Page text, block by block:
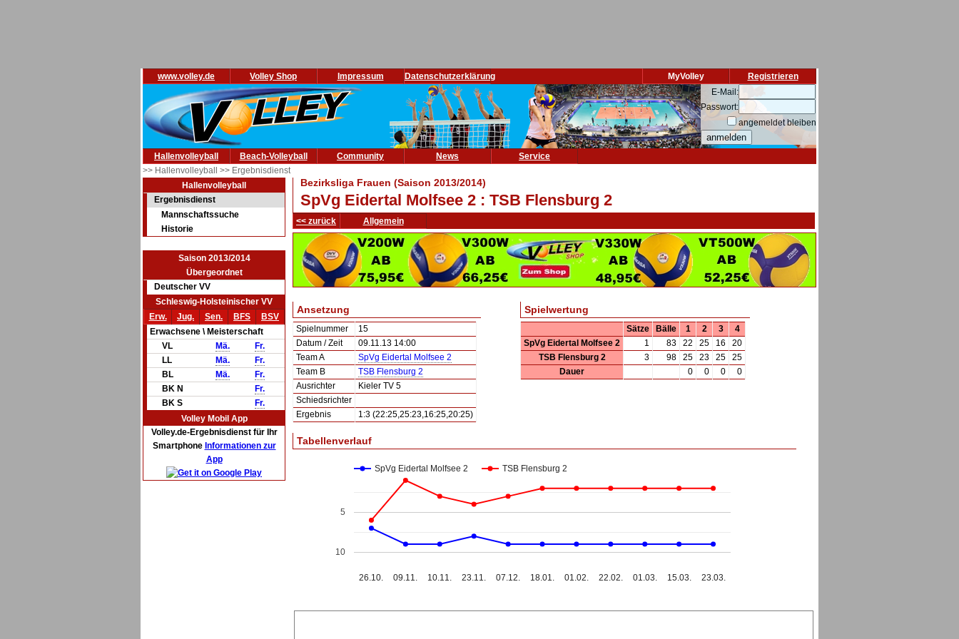
www.volley.de Volley Shop Impressum Datenschutzerklärung Registrieren
MyVolley
E-Mail:
Passwort:
angemeldet bleiben
Hallenvolleyball Beach-Volleyball Community News
Service
>> Hallenvolleyball >> Ergebnisdienst
Hallenvolleyball
Ergebnisdienst
Mannschaftssuche
Historie
Saison 2013/2014
Übergeordnet
Deutscher VV
Schleswig-Holsteinischer VV
Erw.
Jug. Sen. BFS
BSV
Erwachsene \ Meisterschaft
VL
Mä.
Fr.
LL
Mä.
Fr.
BL
Mä.
Fr.
BK N
Fr.
BK S
Fr.
Volley Mobil App
Volley.de-Ergebnisdienst für Ihr
Smartphone Informationen zur
App
Bezirksliga Frauen (Saison 2013/2014)
SpVg Eidertal Molfsee 2 : TSB Flensburg 2
<< zurück Allgemein
Ansetzung
Spielnummer
15
Datum / Zeit
09.11.13 14:00
Team A
SpVg Eidertal Molfsee 2
Team B
TSB Flensburg 2
Ausrichter
Kieler TV 5
Schiedsrichter
Ergebnis
1:3 (22:25,25:23,16:25,20:25)
Spielwertung
Sätze Bälle 1 2 3
4
SpVg Eidertal Molfsee 2
1 83 22 25 16
20
TSB Flensburg 2
3 98 25 23 25
25
Dauer
0 0 0 0
Tabellenverlauf
SpVg Eidertal Molfsee 2 TSB Flensburg 2
26.10. 09.11. 10.11. 23.11. 07.12. 18.01. 01.02. 22.02. 01.03. 15.03. 23.03.
5
10